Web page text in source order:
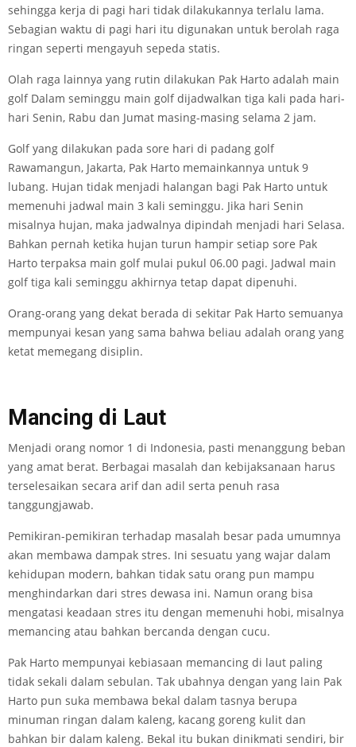
sehingga kerja di pagi hari tidak dilakukannya terlalu lama.
Sebagian waktu di pagi hari itu digunakan untuk berolah raga
ringan seperti mengayuh sepeda statis.
Olah raga lainnya yang rutin dilakukan Pak Harto adalah main
golf Dalam seminggu main golf dijadwalkan tiga kali pada hari-
hari Senin, Rabu dan Jumat masing-masing selama 2 jam.
Golf yang dilakukan pada sore hari di padang golf
Rawamangun, Jakarta, Pak Harto memainkannya untuk 9
lubang. Hujan tidak menjadi halangan bagi Pak Harto untuk
memenuhi jadwal main 3 kali seminggu. Jika hari Senin
misalnya hujan, maka jadwalnya dipindah menjadi hari Selasa.
Bahkan pernah ketika hujan turun hampir setiap sore Pak
Harto terpaksa main golf mulai pukul 06.00 pagi. Jadwal main
golf tiga kali seminggu akhirnya tetap dapat dipenuhi.
Orang-orang yang dekat berada di sekitar Pak Harto semuanya
mempunyai kesan yang sama bahwa beliau adalah orang yang
ketat memegang disiplin.
Mancing di Laut
Menjadi orang nomor 1 di Indonesia, pasti menanggung beban
yang amat berat. Berbagai masalah dan kebijaksanaan harus
terselesaikan secara arif dan adil serta penuh rasa
tanggungjawab.
Pemikiran-pemikiran terhadap masalah besar pada umumnya
akan membawa dampak stres. Ini sesuatu yang wajar dalam
kehidupan modern, bahkan tidak satu orang pun mampu
menghindarkan dari stres dewasa ini. Namun orang bisa
mengatasi keadaan stres itu dengan memenuhi hobi, misalnya
memancing atau bahkan bercanda dengan cucu.
Pak Harto mempunyai kebiasaan memancing di laut paling
tidak sekali dalam sebulan. Tak ubahnya dengan yang lain Pak
Harto pun suka membawa bekal dalam tasnya berupa
minuman ringan dalam kaleng, kacang goreng kulit dan
bahkan bir dalam kaleng. Bekal itu bukan dinikmati sendiri, bir